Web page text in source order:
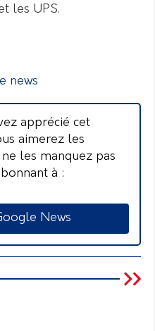
les UPS.
news
apprécié cet
aimerez les
les manquez pas
à :
News